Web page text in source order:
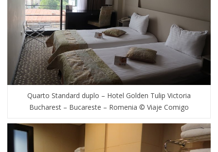
Quarto Standard duplo – Hotel Golden Tulip Victoria
Bucharest – Bucareste – Romenia © Viaje Comigo